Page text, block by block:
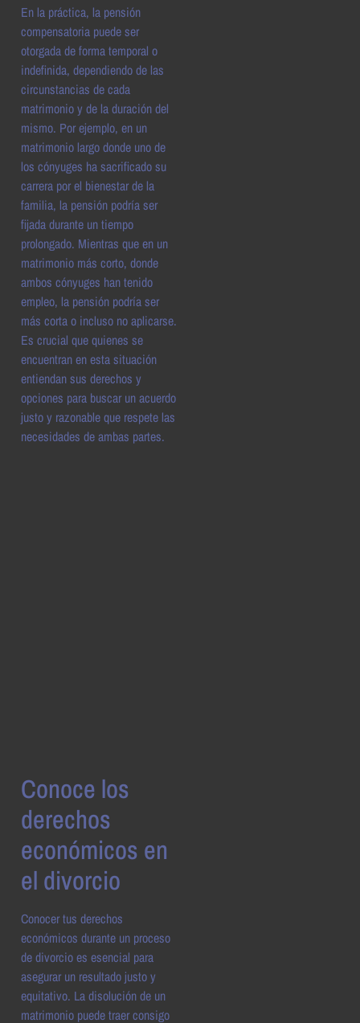
En la práctica, la pensión
compensatoria puede ser
otorgada de forma temporal o
indefinida, dependiendo de las
circunstancias de cada
matrimonio y de la duración del
mismo. Por ejemplo, en un
matrimonio largo donde uno de
los cónyuges ha sacrificado su
carrera por el bienestar de la
familia, la pensión podría ser
fijada durante un tiempo
prolongado. Mientras que en un
matrimonio más corto, donde
ambos cónyuges han tenido
empleo, la pensión podría ser
más corta o incluso no aplicarse.
Es crucial que quienes se
encuentran en esta situación
entiendan sus derechos y
opciones para buscar un acuerdo
justo y razonable que respete las
necesidades de ambas partes.
Conoce los
derechos
económicos en
el divorcio
Conocer tus derechos
económicos durante un proceso
de divorcio es esencial para
asegurar un resultado justo y
equitativo. La disolución de un
matrimonio puede traer consigo